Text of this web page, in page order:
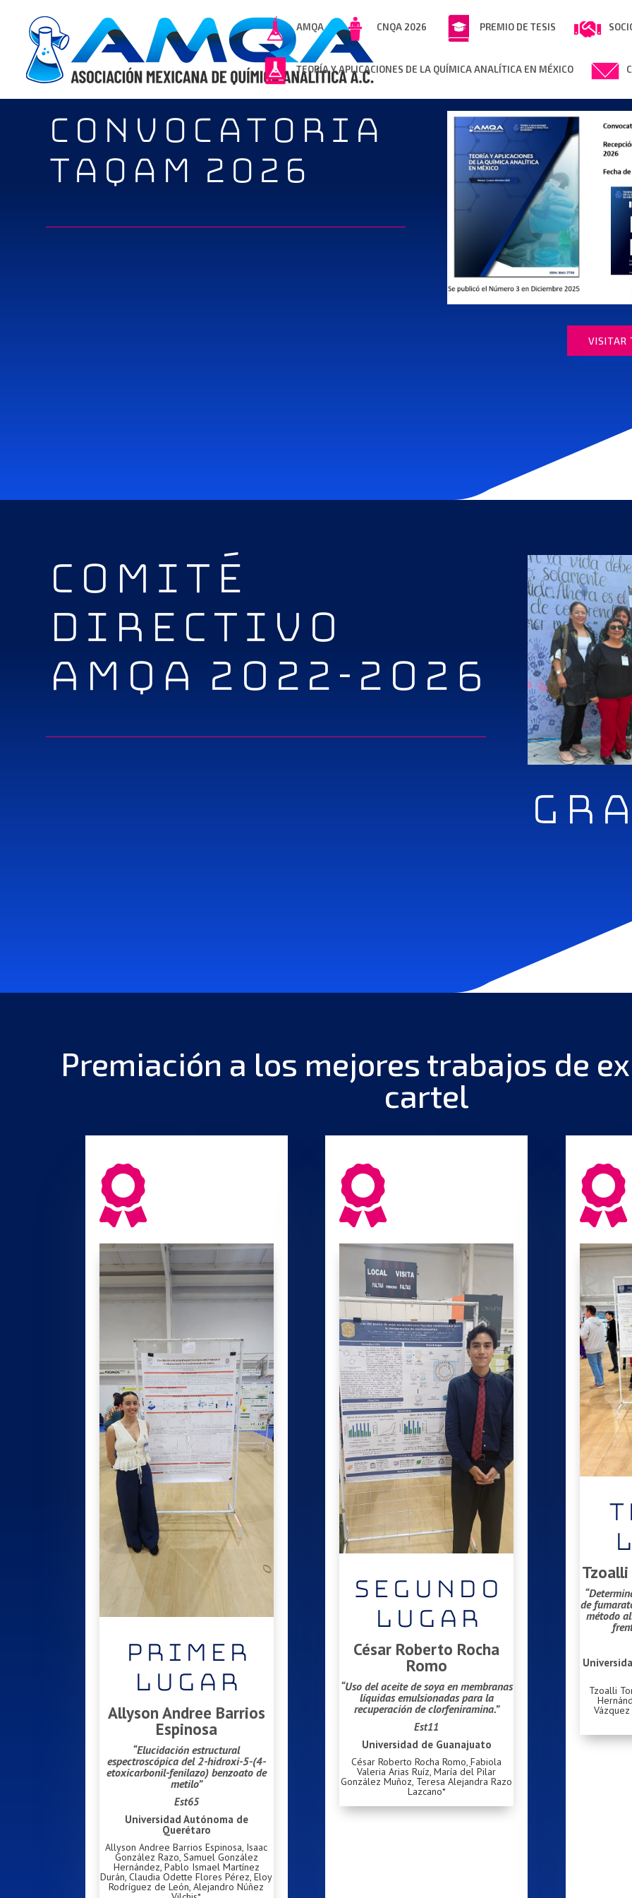
AMQA CNQA 2026 PREMIO DE TESIS
TEORÍA Y APLICACIONES DE LA QUÍMICA ANALÍTICA EN MÉXICO
CONVOCATORIA
TAQAM 2026
VISITAR
COMITÉ
DIRECTIVO
AMQA 2022-2026
Premiación a los mejores trabajos de
cartel

PRIMER
LUGAR
Allyson Andree Barrios
Espinosa
“Elucidación estructural
espectroscópica del 2-hidroxi-5-(4-
etoxicarbonil-fenilazo) benzoato de
metilo”
Est65
Universidad Autónoma de
Querétaro
Allyson Andree Barrios Espinosa, Isaac
González Razo, Samuel González
Hernández, Pablo Ismael Martínez
Durán, Claudia Odette Flores Pérez, Eloy
Rodríguez de León, Alejandro Núñez

SEGUNDO
LUGAR
César Roberto Rocha
Romo
“Uso del aceite de soya en membranas
líquidas emulsionadas para la
recuperación de clorfeniramina.”
Est11
Universidad de Guanajuato
César Roberto Rocha Romo,Fabiola
Valeria Arias Ruíz, María del Pilar
González Muñoz, Teresa Alejandra Razo
Lazcano*

Tzoalli
de
método
Tzoalli